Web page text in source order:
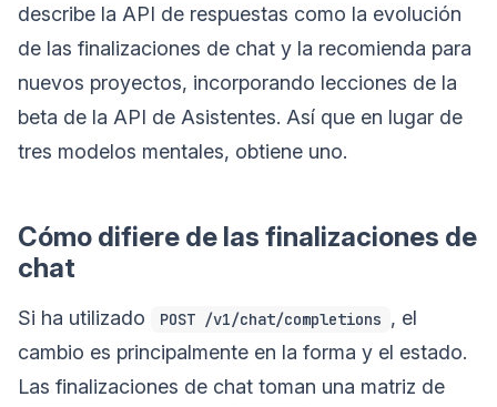
describe la API de respuestas como la evolución
de las finalizaciones de chat y la recomienda para
nuevos proyectos, incorporando lecciones de la
beta de la API de Asistentes. Así que en lugar de
tres modelos mentales, obtiene uno.
Cómo difiere de las finalizaciones de
chat
Si ha utilizado POST /v1/chat/completions , el
cambio es principalmente en la forma y el estado.
Las finalizaciones de chat toman una matriz de